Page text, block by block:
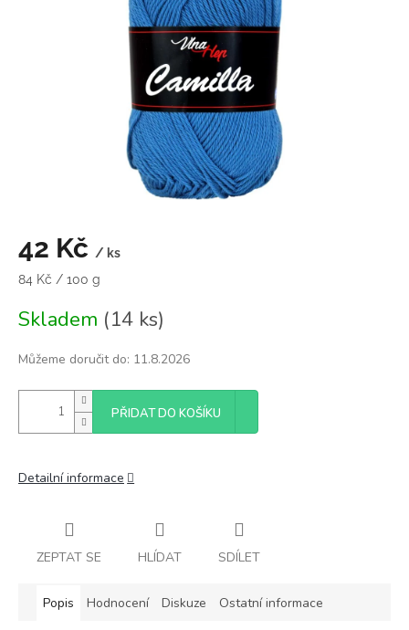
42 Kč / ks
Měrná
84 Kč / 100 g
Skladem (14 ks)
Můžeme doručit do: 11.8.2026
PŘIDAT DO KOŠÍKU
Detailní informace
ZEPTAT SE HLÍDAT SDÍLET
Popis Hodnocení Diskuze Ostatní informace